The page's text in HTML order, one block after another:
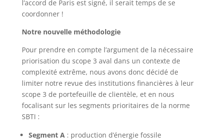
l’accord de Paris est signé, il serait temps de se
coordonner !
Notre nouvelle méthodologie
Pour prendre en compte l’argument de la nécessaire
priorisation du scope 3 aval dans un contexte de
complexité extrême, nous avons donc décidé de
limiter notre revue des institutions financières à leur
scope 3 de portefeuille de clientèle, et en nous
focalisant sur les segments prioritaires de la norme
SBTI :
Segment A : production d’énergie fossile